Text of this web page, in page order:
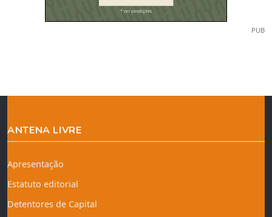
PUB
ANTENA LIVRE
Apresentação
Estatuto editorial
Detentores de Capital